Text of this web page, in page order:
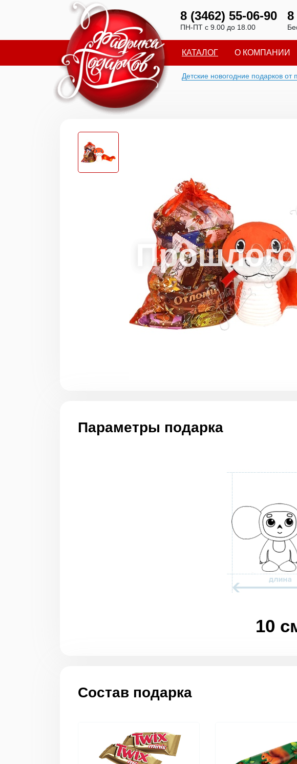
8 (3462) 55-06-90
ПН-ПТ с 9.00 до 18.00
8
КАТАЛОГ О КОМПАНИИ
Детские новогодние подарков
Параметры подарка
10
Состав подарка